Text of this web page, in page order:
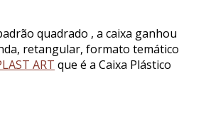
quadrado , a caixa ganhou
retangular, formato temático
ART que é a Caixa Plástico